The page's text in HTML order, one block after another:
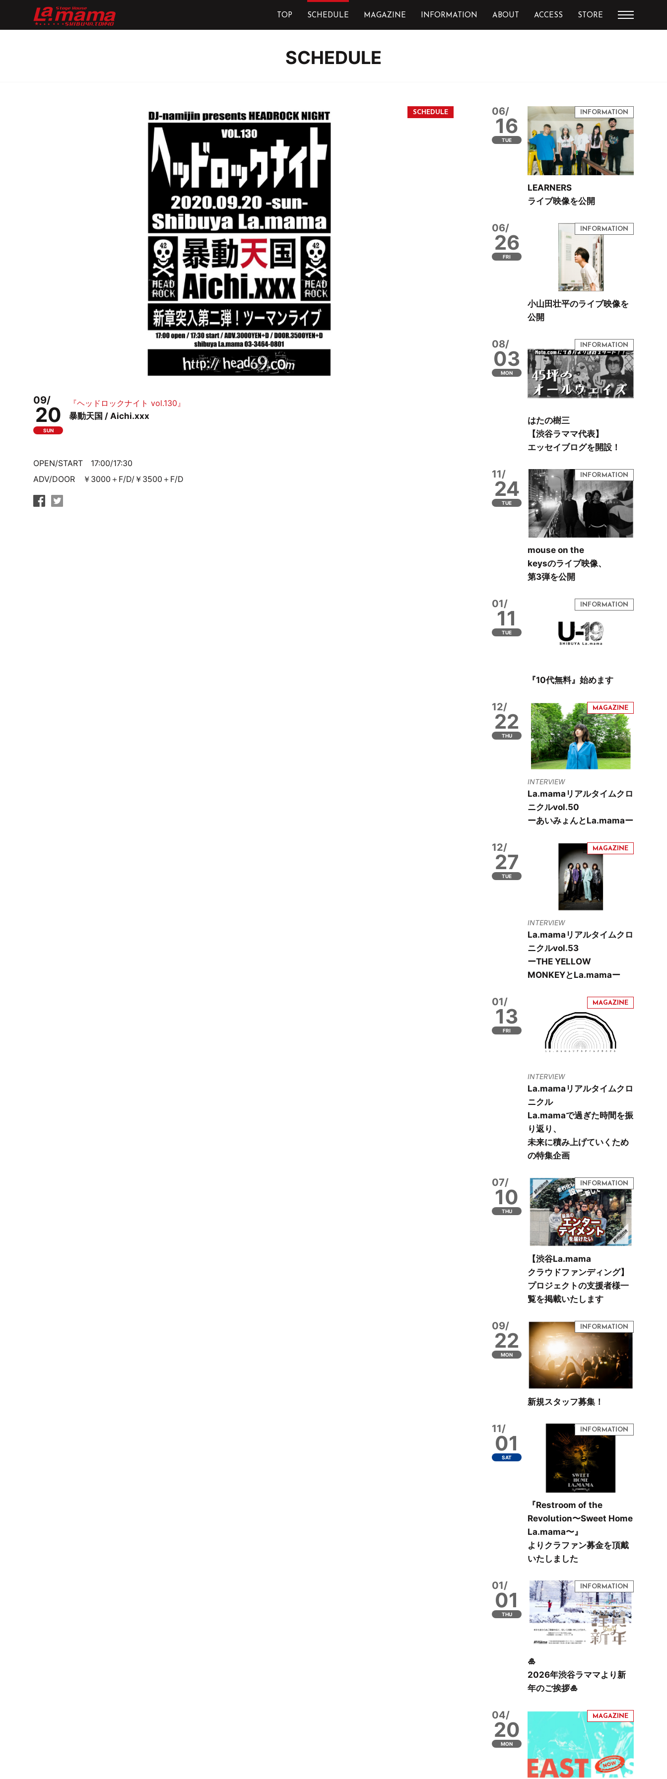
TOP SCHEDULE MAGAZINE INFORMATION ABOUT ACCESS STORE
SCHEDULE
09/
20
SUN
『ヘッドロックナイト vol.130』
暴動天国 / Aichi.xxx
OPEN/START 17:00/17:30
ADV/DOOR ￥3000＋F/D/￥3500＋F/D
06/
16
TUE
LEARNERS
ライブ映像を公開
06/
26
FRI
小山田壮平のライブ映像を
公開
08/
03
MON
はたの樹三
【渋谷ラママ代表】
エッセイブログを開設！
11/
24
TUE
mouse on the
keysのライブ映像、
第3弾を公開
01/
11
TUE
『10代無料』始めます
12/
22
THU
INTERVIEW
La.mamaリアルタイムクロ
ニクルvol.50
ーあいみょんとLa.mamaー
12/
27
TUE
INTERVIEW
La.mamaリアルタイムクロ
ニクルvol.53
ーTHE YELLOW
MONKEYとLa.mamaー
01/
13
FRI
INTERVIEW
La.mamaリアルタイムクロ
ニクル
La.mamaで過ぎた時間を振
り返り、
未来に積み上げていくため
の特集企画
07/
10
THU
【渋谷La.mama
クラウドファンディング】
プロジェクトの支援者様一
覧を掲載いたします
09/
22
MON
新規スタッフ募集！
11/
01
SAT
『Restroom of the
Revolution〜Sweet Home
La.mama〜』
よりクラファン募金を頂戴
いたしました
01/
01
THU
🎍
2026年渋谷ラママより新
年のご挨拶🎍
04/
20
MON